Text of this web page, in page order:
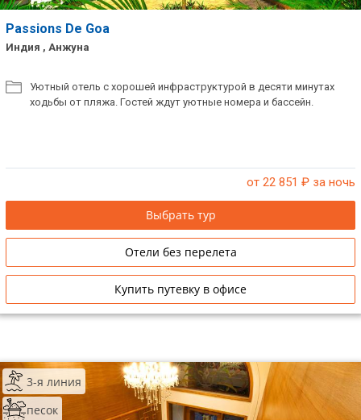
Passions De Goa
Индия , Анжуна
Уютный отель с хорошей инфраструктурой в десяти минутах
ходьбы от пляжа. Гостей ждут уютные номера и бассейн.
от 22 851 ₽ за ночь
Выбрать тур
Отели без перелета
Купить путевку в офисе
3-я линия
песок